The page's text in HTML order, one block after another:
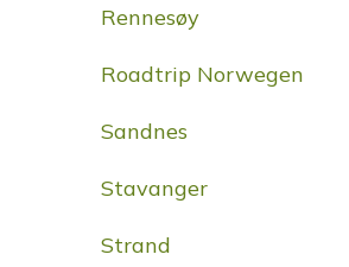
Rennesøy
Roadtrip Norwegen
Sandnes
Stavanger
Strand